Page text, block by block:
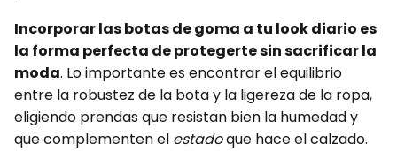
Incorporar las botas de goma a tu look diario es
la forma perfecta de protegerte sin sacrificar la
moda. Lo importante es encontrar el equilibrio
entre la robustez de la bota y la ligereza de la ropa,
eligiendo prendas que resistan bien la humedad y
que complementen el estadoque hace el calzado.